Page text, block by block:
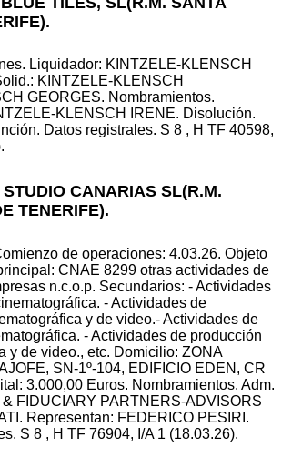
Liquidador: KINTZELE-KLENSCH
KINTZELE-KLENSCH
GEORGES. Nombramientos.
KLENSCH IRENE. Disolución.
Datos registrales. S 8 , H TF 40598,
CANARIAS SL(R.M.
TENERIFE).
de operaciones: 4.03.26. Objeto
CNAE 8299 otras actividades de
n.c.o.p. Secundarios: - Actividades
- Actividades de
y de video.- Actividades de
- Actividades de producción
y de video., etc. Domicilio: ZONA
SN-1º-104, EDIFICIO EDEN, CR
3.000,00 Euros. Nombramientos. Adm.
FIDUCIARY PARTNERS-ADVISORS
Representan: FEDERICO PESIRI.
S 8 , H TF 76904, I/A 1 (18.03.26).